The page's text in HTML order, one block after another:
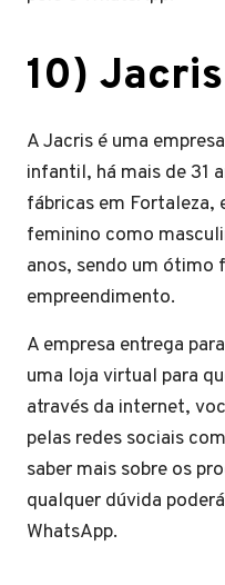
10) Jacris
A Jacris é uma
infantil, há mais de 31
fábricas em Fortaleza,
feminino como
anos, sendo um ótimo
empreendimento.
A empresa entrega
uma loja virtual para
através da internet,
pelas redes sociais
saber mais sobre os
qualquer dúvida
WhatsApp.